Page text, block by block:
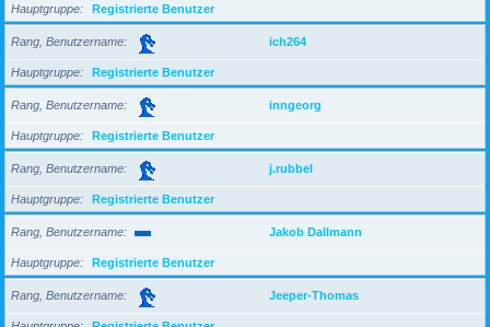
Hauptgruppe Registrierte Benutzer
Rang, Benutzername ich264
Hauptgruppe Registrierte Benutzer
Rang, Benutzername inngeorg
Hauptgruppe Registrierte Benutzer
Rang, Benutzername j.rubbel
Hauptgruppe Registrierte Benutzer
Rang, Benutzername Jakob Dallmann
Hauptgruppe Registrierte Benutzer
Rang, Benutzername Jeeper-Thomas